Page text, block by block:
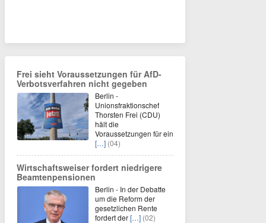
Frei sieht Voraussetzungen für AfD-
Verbotsverfahren nicht gegeben
Berlin -
Unionsfraktionschef
Thorsten Frei (CDU)
hält die
Voraussetzungen für ein
[…] (04)
Wirtschaftsweiser fordert niedrigere
Beamtenpensionen
Berlin - In der Debatte
um die Reform der
gesetzlichen Rente
fordert der[…] (02)